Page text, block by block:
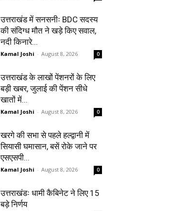
उत्तराखंड में सनसनीः BDC सदस्य
की संदिग्ध मौत ने खड़े किए सवाल,
नदी किनारे...
Kamal Joshi - August 8, 2026 0
उत्तराखंड के लाखों पेंशनरों के लिए
बड़ी खबर, जुलाई की पेंशन सीधे
खातों में...
Kamal Joshi - August 8, 2026 0
खरगे की सभा से पहले हल्द्वानी में
सियासी घमासान, बसें रोके जाने पर
एसएसपी...
Kamal Joshi - August 8, 2026 0
उत्तराखंडः धामी कैबिनेट ने लिए 15
बड़े निर्णय